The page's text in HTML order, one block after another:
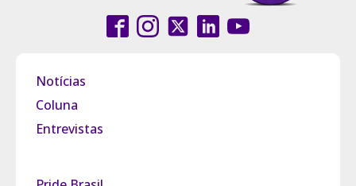
Notícias
Coluna
Entrevistas